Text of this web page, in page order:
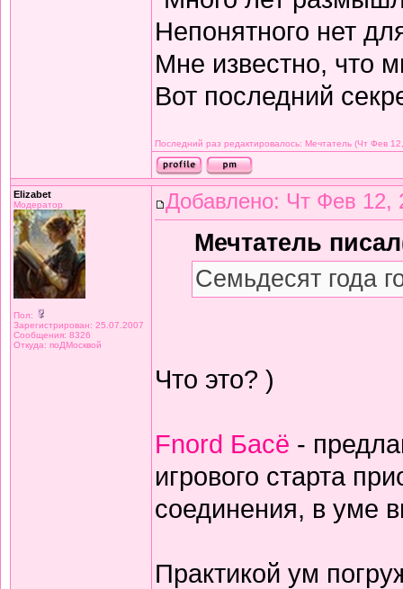
Непонятного нет
Мне известно, что
Вот последний
Последний раз редактировалось: Мечтатель (Чт Фев
Elizabet
Модератор
Пол:
Зарегистрирован: 25.07.2007
Сообщения: 8326
Откуда: поДМосквой
Добавлено: Чт Фев 12,
Мечтатель
Семьдесят года
Что это? )
Fnord Басё -
игрового старта
соединения, в уме
Практикой ум